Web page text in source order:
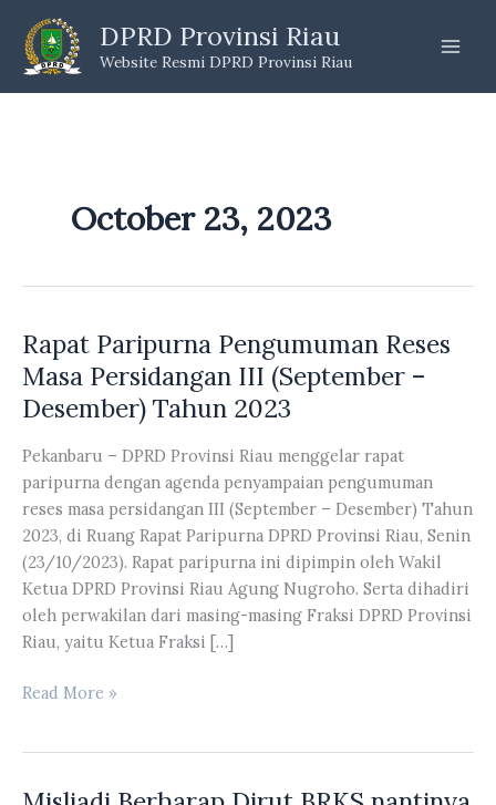
content
DPRD Provinsi Riau
Website Resmi DPRD Provinsi Riau
October 23, 2023
Rapat Paripurna Pengumuman Reses
Masa Persidangan III (September –
Desember) Tahun 2023
Pekanbaru – DPRD Provinsi Riau menggelar rapat
paripurna dengan agenda penyampaian pengumuman
reses masa persidangan III (September – Desember) Tahun
2023, di Ruang Rapat Paripurna DPRD Provinsi Riau, Senin
(23/10/2023). Rapat paripurna ini dipimpin oleh Wakil
Ketua DPRD Provinsi Riau Agung Nugroho. Serta dihadiri
oleh perwakilan dari masing-masing Fraksi DPRD Provinsi
Riau, yaitu Ketua Fraksi […]
Rapat
Masa
Read More »